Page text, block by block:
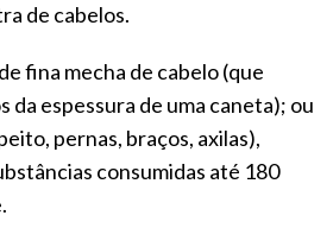
de cabelos.
fina mecha de cabelo (que
da espessura de uma caneta); ou
pernas, braços, axilas),
consumidas até 180